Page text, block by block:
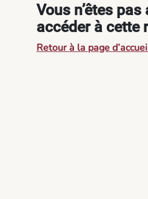
Vous n’êtes
accéder à cette
Retour à la page